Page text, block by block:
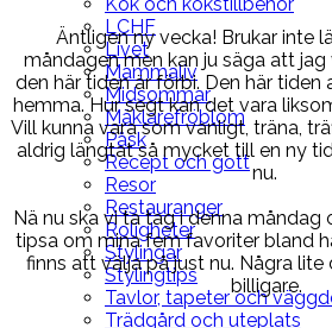
LCHF
Livet
Mammaliv
Midsommar
Mäklarefröblom
Påsk
Recept och gott
Resor
Restauranger
Roligheter
Stylingar
Stylingtips
Tavlor, tapeter och
Trädgård och uteplats
Äntligen ny vecka! Brukar inte
måndagen men kan ju säga att
den här tiden är förbi. Den här tiden
hemma. Hur segt kan det vara
Vill kunna vara som vanligt, träna,
aldrig längtat så mycket till en ny
nu.
Nä nu ska vi ta tag i denna
tipsa om mina fem favoriter bland
finns att välja på just nu. Några
billigare.